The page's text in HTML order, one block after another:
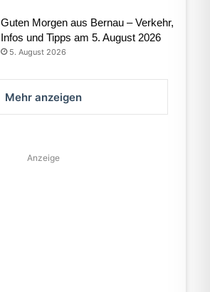
Guten Morgen aus Bernau – Verkehr,
Infos und Tipps am 5. August 2026
5. August 2026
Mehr anzeigen
Anzeige